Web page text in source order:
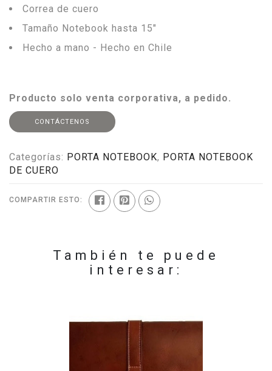
Correa de cuero
Tamaño Notebook hasta 15"
Hecho a mano - Hecho en Chile
Producto solo venta corporativa, a pedido.
CONTÁCTENOS
Categorías: PORTA NOTEBOOK, PORTA NOTEBOOK
DE CUERO
COMPARTIR ESTO:
También te puede
interesar: